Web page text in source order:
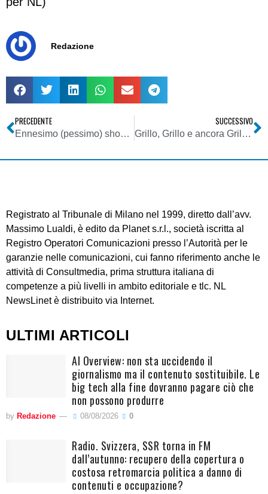
Redazione
PRECEDENTE
Ennesimo (pessimo) show al Senato sul caso-Rai
SUCCESSIVO
Grillo, Grillo e ancora Grillo: ogni parola del comico, ormai, diviene spunto per giornalisti e politici ma rischia di tramutarsi in noia per tutti gli altri
Registrato al Tribunale di Milano nel 1999, diretto dall’avv.
Massimo Lualdi, è edito da Planet s.r.l., società iscritta al
Registro Operatori Comunicazioni presso l’Autorità per le
garanzie nelle comunicazioni, cui fanno riferimento anche le
attività di Consultmedia, prima struttura italiana di
competenze a più livelli in ambito editoriale e tlc. NL
NewsLinet è distribuito via Internet.
ULTIMI ARTICOLI
AI Overview: non sta uccidendo il
giornalismo ma il contenuto sostituibile. Le
big tech alla fine dovranno pagare ciò che
non possono produrre
by Redazione 08/08/2026 0
Radio. Svizzera, SSR torna in FM
dall’autunno: recupero della copertura o
costosa retromarcia politica a danno di
contenuti e occupazione?